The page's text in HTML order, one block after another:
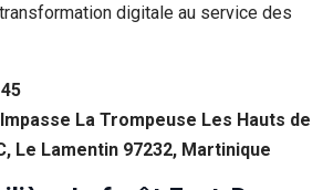
digitale au service des
La Trompeuse Les Hauts de
Le Lamentin 97232, Martinique